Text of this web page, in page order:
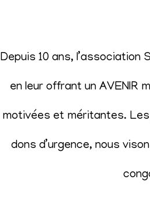
Depuis 10 ans,
en leur offrant un AVENIR
motivées et méritantes.
dons d’urgence, nous